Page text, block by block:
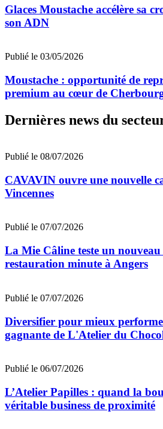
Glaces Moustache accélère sa
son ADN
Publié le 03/05/2026
Moustache : opportunité de
premium au cœur de
Dernières news du
Publié le 08/07/2026
CAVAVIN ouvre une nouvelle
Vincennes
Publié le 07/07/2026
La Mie Câline teste un
restauration minute à Angers
Publié le 07/07/2026
Diversifier pour mieux
gagnante de L'Atelier du
Publié le 06/07/2026
L’Atelier Papilles : quand la
véritable business de proximité